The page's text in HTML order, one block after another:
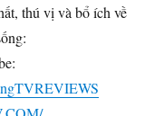
thú vị và bổ ích về